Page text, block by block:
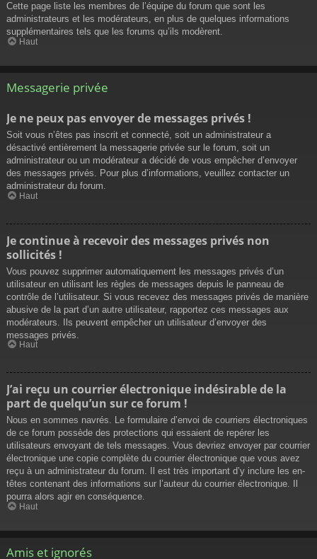
Cette page liste les membres de l’équipe du forum que sont les
administrateurs et les modérateurs, en plus de quelques informations
supplémentaires tels que les forums qu’ils modèrent.
Haut
Messagerie privée
Je ne peux pas envoyer de messages privés !
Soit vous n’êtes pas inscrit et connecté, soit un administrateur a
désactivé entièrement la messagerie privée sur le forum, soit un
administrateur ou un modérateur a décidé de vous empêcher d’envoyer
des messages privés. Pour plus d’informations, veuillez contacter un
administrateur du forum.
Haut
Je continue à recevoir des messages privés non
sollicités !
Vous pouvez supprimer automatiquement les messages privés d’un
utilisateur en utilisant les règles de messages depuis le panneau de
contrôle de l’utilisateur. Si vous recevez des messages privés de manière
abusive de la part d’un autre utilisateur, rapportez ces messages aux
modérateurs. Ils peuvent empêcher un utilisateur d’envoyer des
messages privés.
Haut
J’ai reçu un courrier électronique indésirable de la
part de quelqu’un sur ce forum !
Nous en sommes navrés. Le formulaire d’envoi de courriers électroniques
de ce forum possède des protections qui essaient de repérer les
utilisateurs envoyant de tels messages. Vous devriez envoyer par courrier
électronique une copie complète du courrier électronique que vous avez
reçu à un administrateur du forum. Il est très important d’y inclure les en-
têtes contenant des informations sur l’auteur du courrier électronique. Il
pourra alors agir en conséquence.
Haut
Amis et ignorés